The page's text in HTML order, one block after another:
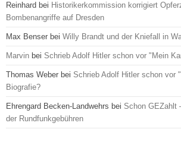
Reinhard bei Historikerkommission korrigiert
Bombenangriffe auf Dresden
Max Benser bei Willy Brandt und der Kniefall in
Marvin bei Schrieb Adolf Hitler schon vor "Mein
Thomas Weber bei Schrieb Adolf Hitler schon vor
Biografie?
Ehrengard Becken-Landwehrs bei Schon GEZahlt
der Rundfunkgebühren